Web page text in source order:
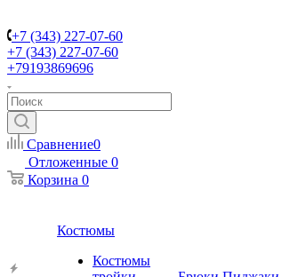
+7 (343) 227-07-60
+7 (343) 227-07-60
+79193869696
Сравнение0
Отложенные 0
Корзина 0
Костюмы
Костюмы